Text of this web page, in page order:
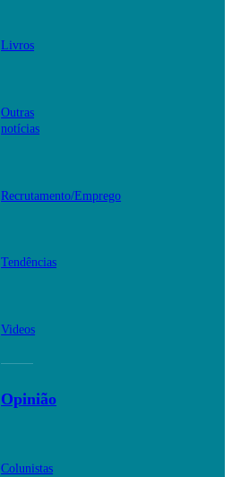
Livros
Outras
notícias
Recrutamento/Emprego
Tendências
Videos
Opinião
Colunistas